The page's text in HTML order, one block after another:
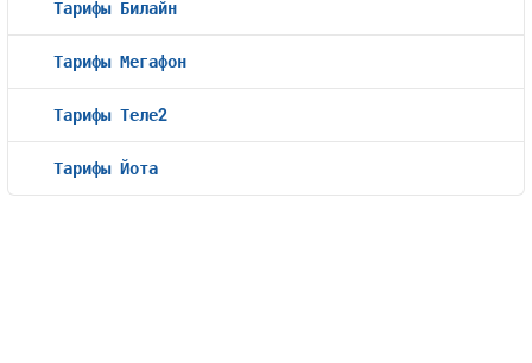
Тарифы Билайн
Тарифы Мегафон
Тарифы Теле2
Тарифы Йота